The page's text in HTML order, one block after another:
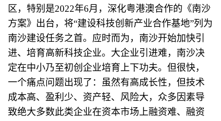
区，特别是2022年6月，深化粤港澳合作的《南沙
方案》出台，将“建设科技创新产业合作基地”列为
南沙建设任务之首。应时而为，南沙开始加快引
进、培育高新科技企业。大企业引进难，南沙决
定在中小乃至初创企业培育上下功夫。但很快，
一个痛点问题出现了：虽然有高成长性，但技术
成本高、盈利少、资产轻、风险大，众多因素导
致绝大多数此类企业在资本市场上融资难、融资